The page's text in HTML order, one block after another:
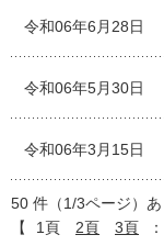
令和06年6月28日
令和06年5月30日
令和06年3月15日
50 件（1/3ページ）あ
【
1頁 2頁 3頁 ：